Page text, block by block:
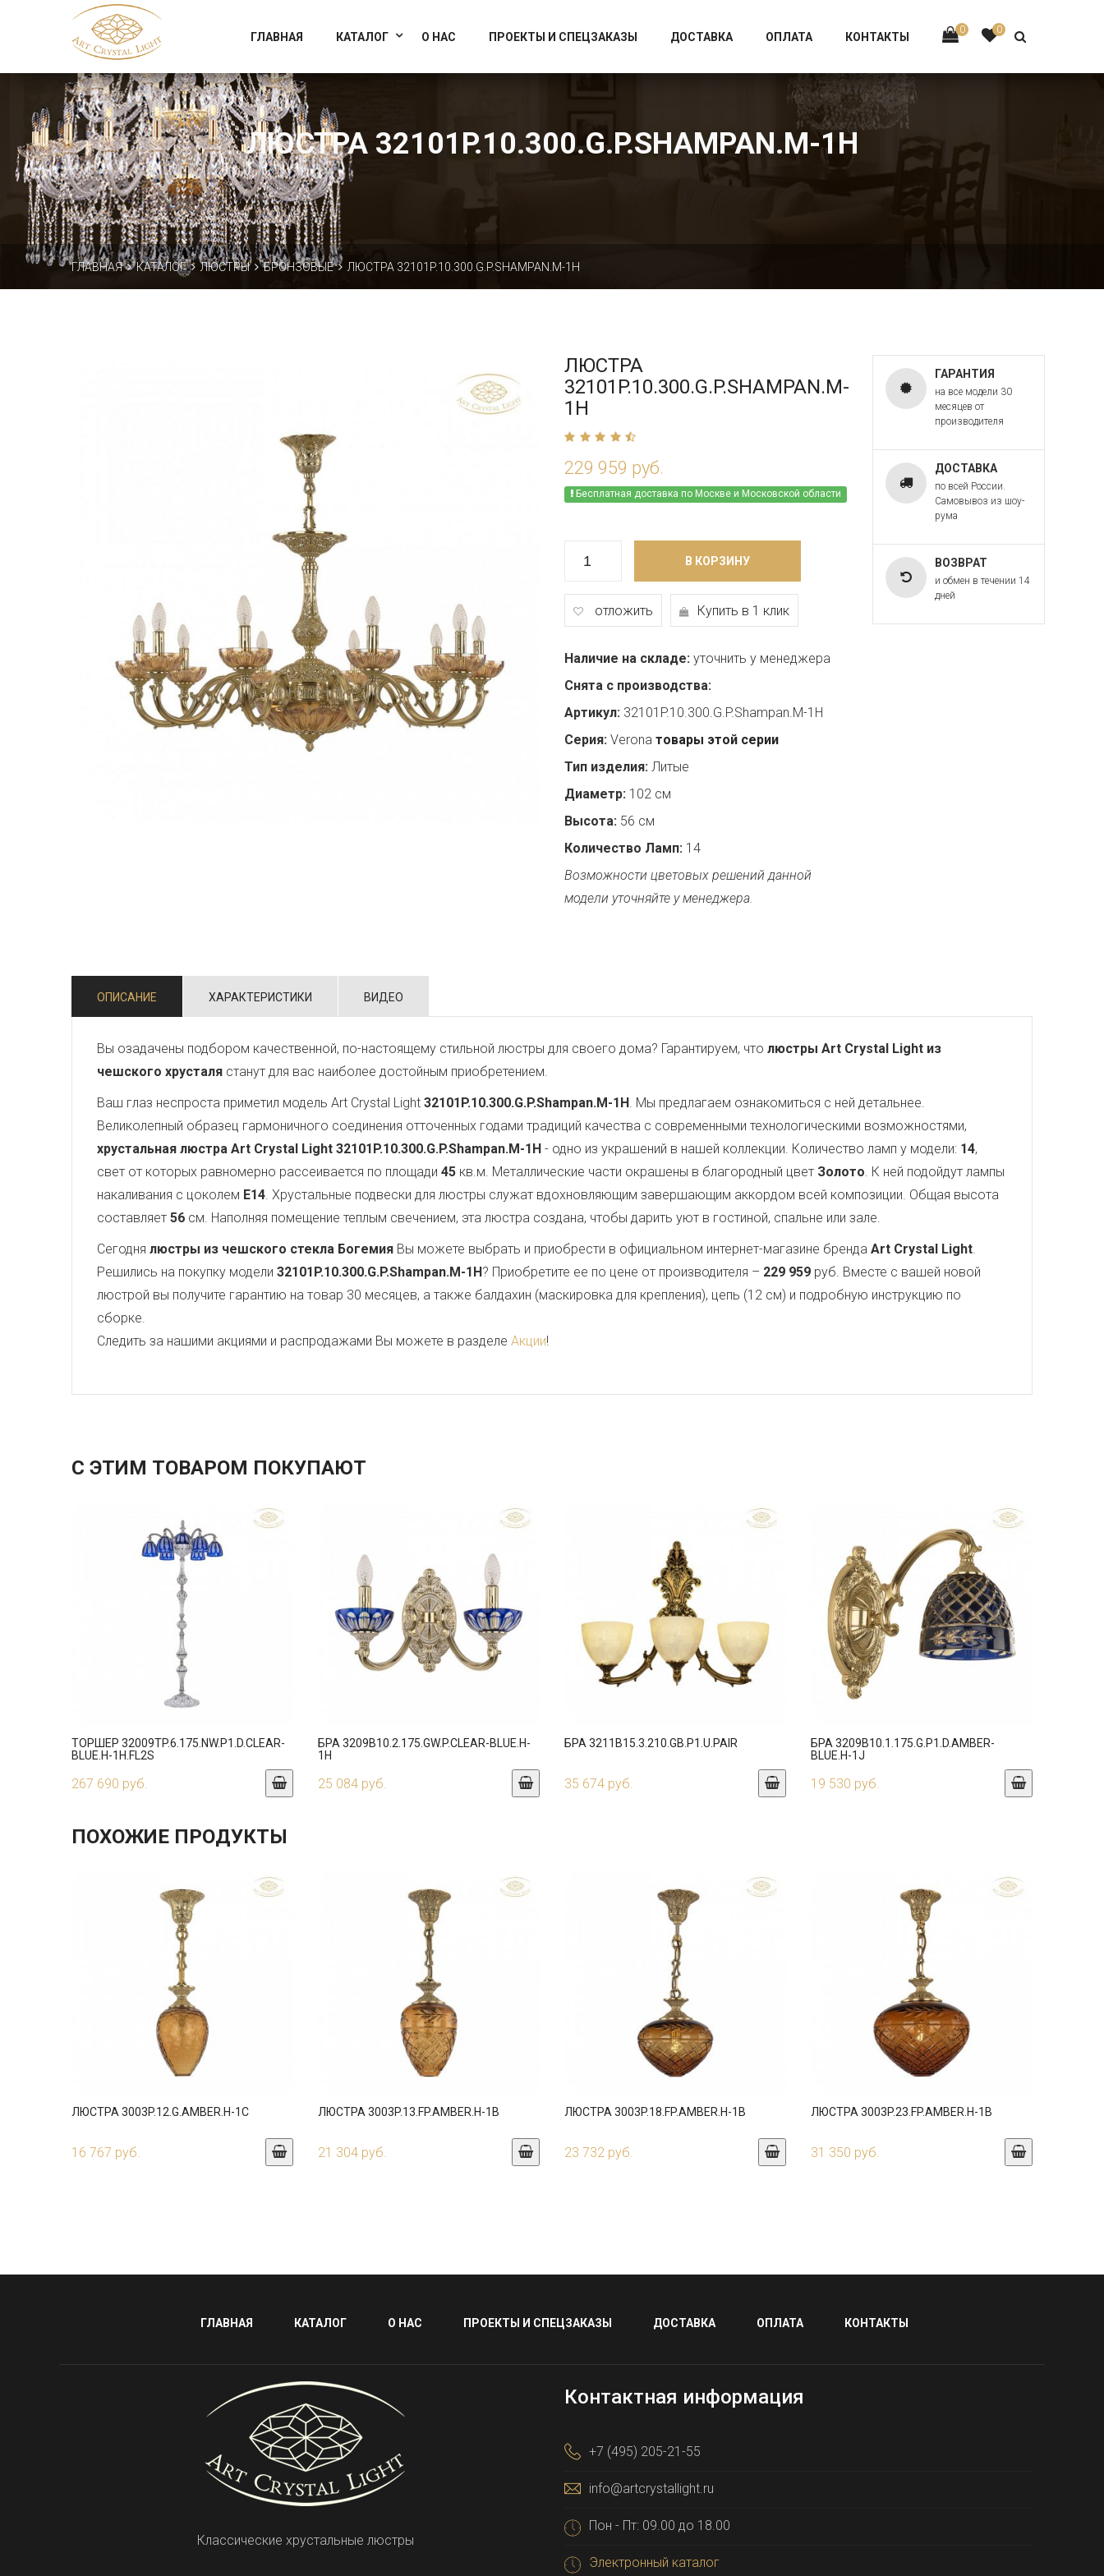
Официальный магазин фабрики Art Crystal Light
0 0
ГЛАВНАЯ КАТАЛОГ О НАС ПРОЕКТЫ И СПЕЦЗАКАЗЫ ДОСТАВКА ОПЛАТА КОНТАКТЫ
ЛЮСТРА 32101P.10.300.G.P.SHAMPAN.M-1H
ГЛАВНАЯ КАТАЛОГ ЛЮСТРЫ БРОНЗОВЫЕ ЛЮСТРА 32101P.10.300.G.P.SHAMPAN.M-1H
ЛЮСТРА
32101P.10.300.G.P.SHAMPAN.M-
1H
229 959 руб.
Бесплатная доставка по Москве и Московской области
В КОРЗИНУ
отложить Купить в 1 клик
Наличие на складе: уточнить у менеджера
Снята с производства:
Артикул: 32101P.10.300.G.P.Shampan.M-1H
Серия: Verona товары этой серии
Тип изделия: Литые
Диаметр: 102 см
Высота: 56 см
Количество Ламп: 14
Возможности цветовых решений данной
модели уточняйте у менеджера.
ГАРАНТИЯ
на все модели 30
месяцев от
производителя
ДОСТАВКА
по всей России.
Самовывоз из шоу-
рума
ВОЗВРАТ
и обмен в течении 14
дней
ОПИСАНИЕ ХАРАКТЕРИСТИКИ ВИДЕО
Вы озадачены подбором качественной, по-настоящему стильной люстры для своего дома? Гарантируем, что люстры Art Crystal Light из
чешского хрусталя станут для вас наиболее достойным приобретением.
Ваш глаз неспроста приметил модель Art Crystal Light 32101P.10.300.G.P.Shampan.M-1H. Мы предлагаем ознакомиться с ней детальнее.
Великолепный образец гармоничного соединения отточенных годами традиций качества с современными технологическими возможностями,
хрустальная люстра Art Crystal Light 32101P.10.300.G.P.Shampan.M-1H - одно из украшений в нашей коллекции. Количество ламп у модели: 14,
свет от которых равномерно рассеивается по площади 45 кв.м. Металлические части окрашены в благородный цвет Золото. К ней подойдут лампы
накаливания с цоколем E14. Хрустальные подвески для люстры служат вдохновляющим завершающим аккордом всей композиции. Общая высота
составляет 56 см. Наполняя помещение теплым свечением, эта люстра создана, чтобы дарить уют в гостиной, спальне или зале.
Сегодня люстры из чешского стекла Богемия Вы можете выбрать и приобрести в официальном интернет-магазине бренда Art Crystal Light.
Решились на покупку модели 32101P.10.300.G.P.Shampan.M-1H? Приобретите ее по цене от производителя – 229 959 руб. Вместе с вашей новой
люстрой вы получите гарантию на товар 30 месяцев, а также балдахин (маскировка для крепления), цепь (12 см) и подробную инструкцию по
сборке.
Следить за нашими акциями и распродажами Вы можете в разделе Акции!
С ЭТИМ ТОВАРОМ ПОКУПАЮТ
ТОРШЕР 32009TP.6.175.NW.P1.D.CLEAR-
BLUE.H-1H.FL2S
267 690 руб.
БРА 3209B10.2.175.GW.P.CLEAR-BLUE.H-
1H
25 084 руб.
БРА 3211B15.3.210.GB.P1.U.PAIR
35 674 руб.
БРА 3209B10.1.175.G.P1.D.AMBER-
BLUE.H-1J
19 530 руб.
ПОХОЖИЕ ПРОДУКТЫ
ЛЮСТРА 3003P.12.G.AMBER.H-1C
16 767 руб.
ЛЮСТРА 3003P.13.FP.AMBER.H-1B
21 304 руб.
ЛЮСТРА 3003P.18.FP.AMBER.H-1B
23 732 руб.
ЛЮСТРА 3003P.23.FP.AMBER.H-1B
31 350 руб.
ГЛАВНАЯ КАТАЛОГ О НАС ПРОЕКТЫ И СПЕЦЗАКАЗЫ ДОСТАВКА ОПЛАТА КОНТАКТЫ
Классические хрустальные люстры
Контактная информация
+7 (495) 205-21-55
info@artcrystallight.ru
Пон - Пт: 09.00 до 18.00
Электронный каталог